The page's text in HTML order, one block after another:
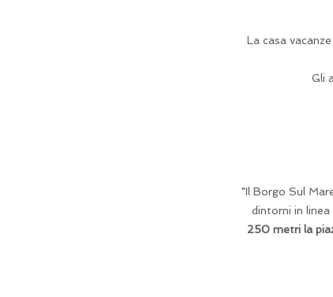
La casa
Gli
"Il Borgo Sul
dintorni in
250 metri la